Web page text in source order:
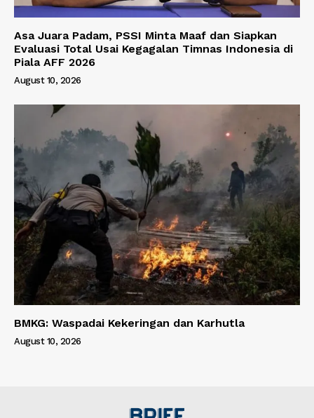
Asa Juara Padam, PSSI Minta Maaf dan Siapkan
Evaluasi Total Usai Kegagalan Timnas Indonesia di
Piala AFF 2026
August 10, 2026
BMKG: Waspadai Kekeringan dan Karhutla
August 10, 2026